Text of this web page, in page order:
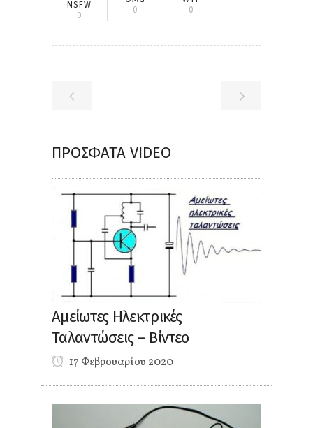
NSFW
0
0
0
ΠΡΌΣΦΑΤΑ VIDEO
Αμείωτες Ηλεκτρικές
Ταλαντώσεις – Βίντεο
17 Φεβρουαρίου 2020